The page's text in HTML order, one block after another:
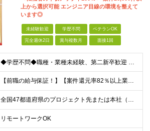
上から選択可能 エンジニア目線の環境を整えて
います◎
未経験歓迎 学歴不問 ベテランOK
完全週休2日 賞与複数月 面接1回
◆学歴不問◆職種・業種未経験、第二新卒歓迎 【具体的には】 1ヶ月でも実務経験があれば尚◎ ※豊富な経験者は特に給与面で大きな優遇有 ＜経験浅めの方でも歓迎＞ ★以下「◎」いずれかに該当される
【前職の給与保証！】【案件還元率82％以上業界最高水準！】【転職者の100%が収入UPを実現！】 ＼スキルに見合った収入を望む方は、ぜひ！／ 【経験1年未満の方】 月給23万円～35万円 ※月給には
全国47都道府県のプロジェクト先または本社（新宿区） ◎勤務地は希望を考慮。転勤はありません。 ◎フルリモート(完全在宅勤務）多数あります。 ◎転職時にお引越しをご検討の際には引越し費用または住宅手
リモートワークOK